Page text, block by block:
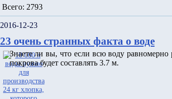
Всего: 2793
2016-12-23
23 очень странных факта о воде
Знаете ли вы, что если всю воду равномерно
покрова будет составлять 3.7 м.